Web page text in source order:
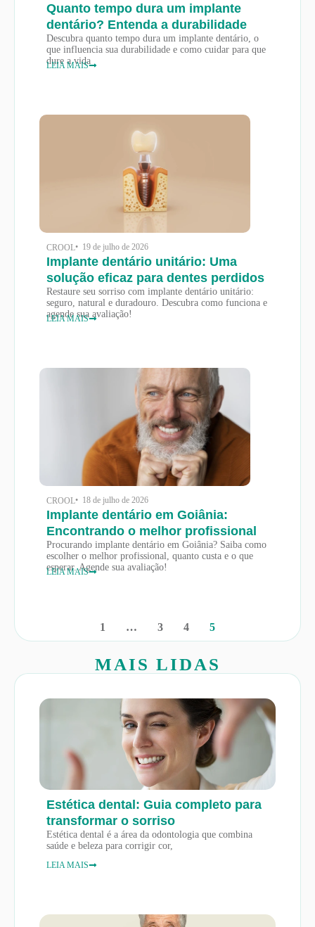
Quanto tempo dura um implante
dentário? Entenda a durabilidade
Descubra quanto tempo dura um implante dentário, o
que influencia sua durabilidade e como cuidar para que
dure a vida
LEIA MAIS
CROOL• 19 de julho de 2026
Implante dentário unitário: Uma
solução eficaz para dentes perdidos
Restaure seu sorriso com implante dentário unitário:
seguro, natural e duradouro. Descubra como funciona e
agende sua avaliação!
LEIA MAIS
CROOL• 18 de julho de 2026
Implante dentário em Goiânia:
Encontrando o melhor profissional
Procurando implante dentário em Goiânia? Saiba como
escolher o melhor profissional, quanto custa e o que
esperar. Agende sua avaliação!
LEIA MAIS
1 … 3 4 5
MAIS LIDAS
Estética dental: Guia completo para
transformar o sorriso
Estética dental é a área da odontologia que combina
saúde e beleza para corrigir cor,
LEIA MAIS